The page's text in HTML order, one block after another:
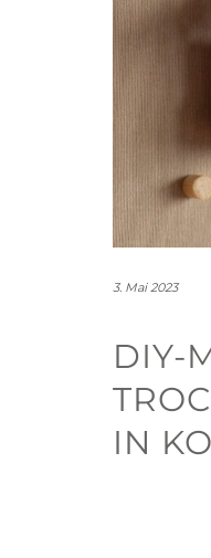
3. Mai 2023
DIY-
N